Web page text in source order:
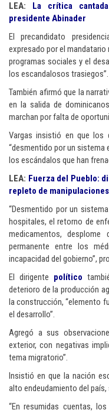
LEA:
La crítica
presidente Abinader
El precandidato
expresado por el
programas sociales y el
los escandalosos trasiegos”.
También afirmó que la
en la salida de
marchan por falta de
Vargas insistió en que los
“desmentido por un sistema
los escándalos que han
LEA: Fuerza del Pueblo:
repleto de
“Desmentido por un
hospitales, el retorno de
medicamentos,
permanente entre los
incapacidad del gobierno”,
El dirigente político
deterioro de la producción
la construcción, “elemento
el desarrollo”.
Agregó a sus
exterior, con negativas
tema migratorio”.
Insistió en que la nación
alto endeudamiento del
“En resumidas cuentas,